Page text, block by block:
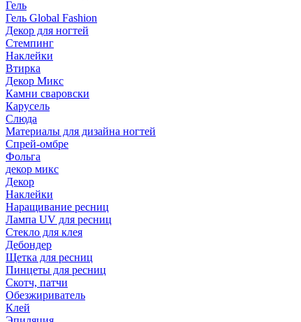
Гель
Гель Global Fashion
Декор для ногтей
Стемпинг
Наклейки
Втирка
Декор Микс
Камни сваровски
Карусель
Слюда
Материалы для дизайна ногтей
Спрей-омбре
Фольга
декор микс
Декор
Наклейки
Наращивание ресниц
Лампа UV для ресниц
Стекло для клея
Дебондер
Щетка для ресниц
Пинцеты для ресниц
Скотч, патчи
Обезжириватель
Клей